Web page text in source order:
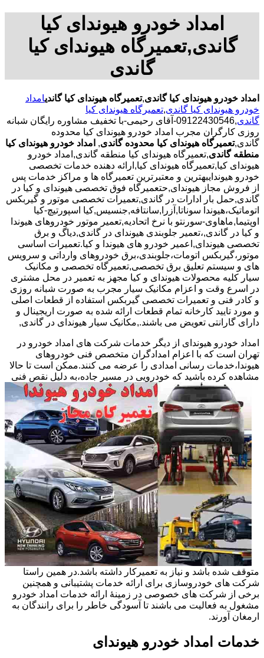
امداد خودرو هیوندای کیا
گاندی,تعمیرگاه هیوندای کیا
گاندی
امداد خودرو هیوندای کیا گاندی,تعمیرگاه هیوندای کیا گاندیامداد
خودرو هیوندای کیا گاندی,تعمیرگاه هیوندای کیا
گاندی
,09122430546-آقای رحیمی-با تخفیف مشاوره رایگان شبانه
روزی کارگران مجرب امداد خودرو هیوندای کیا محدوده
گاندی,تعمیرگاه هیوندای کیا محدوده گاندی, امداد خودرو هیوندای کیا
منطقه گاندی,تعمیرگاه هیوندای کیا منطقه گاندی,امداد خودرو
هیوندای کیا,تعمیرگاه هیوندای کیا,ارائه دهنده خدمات تخصصی
خودرو هیوندایبهترین و معتبرترین تعمیرگاه ها و مراکز خدمات پس
از فروش مجاز هیوندای,حتعمیرگاه فوق تخصصی هیوندای و کیا در
گاندی,حمل بار ادارات در گاندی,تعمیرات تخصصی موتور و گیربکس
اتوماتیک،هیوندا سوناتا,آزرا,سانتافه,جنسیس,کیا اسپورتیچ-کیا
اوپتیما‌,ماهاوی-سورنتو با نرخ اتحادیه,تعمیر موتور خودروهای هیوندا
و کیا در گاندی,،تعمیر جلوبندی هیوندای در گاندی,دیاگ و برق
تخصصی هیوندای,اعمیر خودرو های هیوندا و کیا.تعمیرات اساسی
موتور،گیربکس اتومات،جلوبندی،برق خودروهای وارداتی و سرویس
های و سیستم تعلیق برق تخصصی,تعمیرگاه تخصصی و مکانیک
سیار کلیه محصولات هیوندای و کیا مجهز به تعمیر در محل مشتری
در اسرع وقت و اعزام مکانیک سیار مجرب به صورت شبانه روزی
و کادر فنی و تعمیرات تخصصی گیربکس استفاده از قطعات اصلی
و مورد تایید کارخانه تمام قطعات ارائه شده به صورت اریجینال و
دارای گارانتی تعویض می باشند.,مکانیک سیار هیوندای در گاندی,
امداد خودرو هیوندای از دیگر خدمات شرکت های امداد خودرو در
تهران است که با اعزام امدادگران متخصص فنی خودروهای
هیوندا،خدمات رسانی امدادی را عرضه می کنند.ممکن است تا حالا
مشاهده کرده باشید که خودرویی در مسیر جاده،به دلیل نقص فنی
متوقف شده باشد و نیاز به تعمیرکار داشته باشد.در همین راستا
شرکت های خودروسازی برای ارائه خدمات پشتیبانی و همچنین
برخی از شرکت های خصوصی در زمینۀ ارائه خدمات امداد خودرو
مشغول به فعالیت می باشند تا آسودگی خاطر را برای رانندگان به
ارمغان آورند.
خدمات امداد خودرو هیوندای